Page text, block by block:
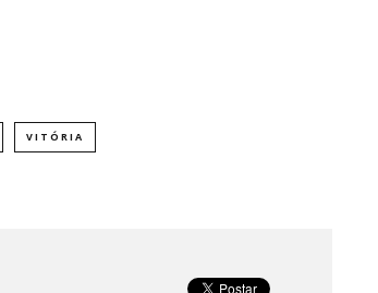
VITÓRIA